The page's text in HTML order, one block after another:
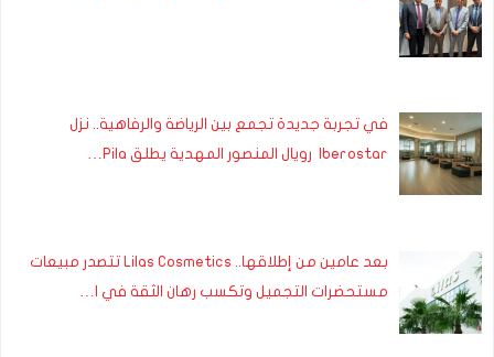
في تجربة جديدة تجمع بين الرياضة والرفاهية.. نزل
Iberostar رويال المنصور المهدية يطلق Pila…
بعد عامين من إطلاقها.. Lilas Cosmetics تتصدر مبيعات
مستحضرات التجميل وتكسب رهان الثقة في ا…